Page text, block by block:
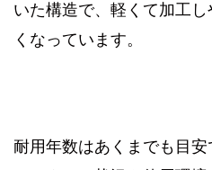
いた構造で、軽くて加工
くなっています。
耐用年数はあくまでも目